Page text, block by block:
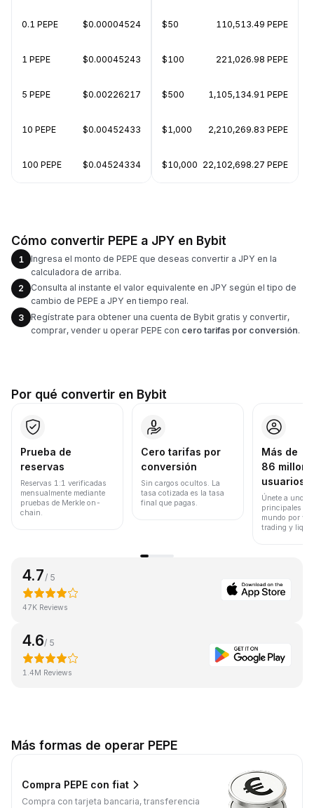
0.1 PEPE $0.00004524
1 PEPE $0.00045243
5 PEPE $0.00226217
10 PEPE $0.00452433
100 PEPE $0.04524334
$50 110,513.49 PEPE
$100 221,026.98 PEPE
$500 1,105,134.91 PEPE
$1,000 2,210,269.83 PEPE
$10,000 22,102,698.27 PEPE
Cómo convertir PEPE a JPY en Bybit
1
Ingresa el monto de PEPE que deseas convertir a JPY en la
calculadora de arriba.
2
Consulta al instante el valor equivalente en JPY según el tipo de
cambio de PEPE a JPY en tiempo real.
3
Regístrate para obtener una cuenta de Bybit gratis y convertir,
comprar, vender u operar PEPE con cero tarifas por conversión.
Por qué convertir en Bybit
Prueba de
reservas
Reservas 1:1 verificadas
mensualmente mediante
pruebas de Merkle on-
chain.
Cero tarifas por
conversión
Sin cargos ocultos. La
tasa cotizada es la tasa
final que pagas.
Más de
86
usuarios
Únete a uno
principales
mundo por
trading y
4.7 / 5
47K Reviews
4.6/ 5
1.4M Reviews
Más formas de operar PEPE
Compra PEPE con fiat
Compra con tarjeta bancaria, transferencia